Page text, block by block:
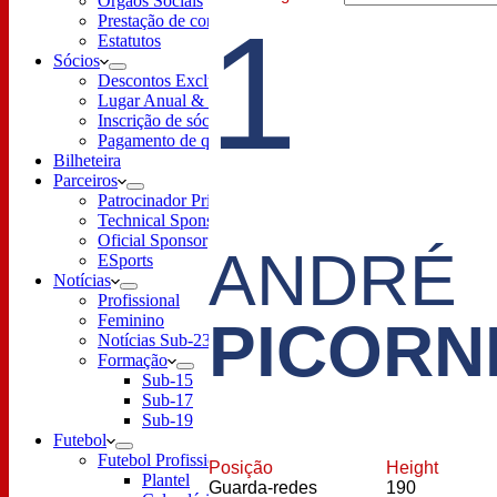
Prestação de contas
Estatutos
Sócios
Descontos Exclusivos
Lugar Anual & Renovação
Inscrição de sócio
Pagamento de quotas
Bilheteira
Parceiros
Patrocinador Principal
Technical Sponsor
Oficial Sponsor
ESports
Notícias
Profissional
Feminino
Notícias Sub-23
Formação
Sub-15
Sub-17
Sub-19
Futebol
Futebol Profissional
Plantel
1
ANDRÉ
Posição
Guarda-redes
Height
190